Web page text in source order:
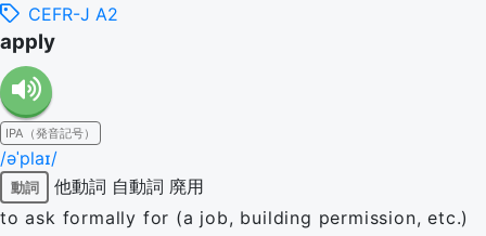
CEFR-J A2
apply
IPA（発音記号）
/əˈplaɪ/
動詞 他動詞 自動詞 廃用
to ask formally for (a job, building permission, etc.)